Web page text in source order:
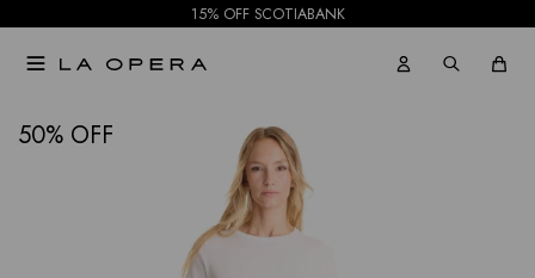
15% OFF SCOTIABANK

50 NOTIFICARME